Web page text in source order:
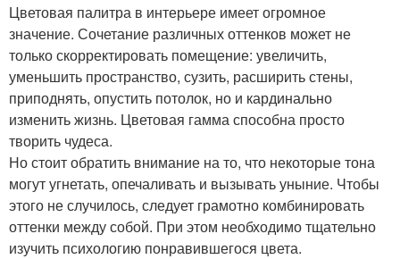
Цветовая палитра в интерьере имеет огромное
значение. Сочетание различных оттенков может не
только скорректировать помещение: увеличить,
уменьшить пространство, сузить, расширить стены,
приподнять, опустить потолок, но и кардинально
изменить жизнь. Цветовая гамма способна просто
творить чудеса.
Но стоит обратить внимание на то, что некоторые тона
могут угнетать, опечаливать и вызывать уныние. Чтобы
этого не случилось, следует грамотно комбинировать
оттенки между собой. При этом необходимо тщательно
изучить психологию понравившегося цвета.